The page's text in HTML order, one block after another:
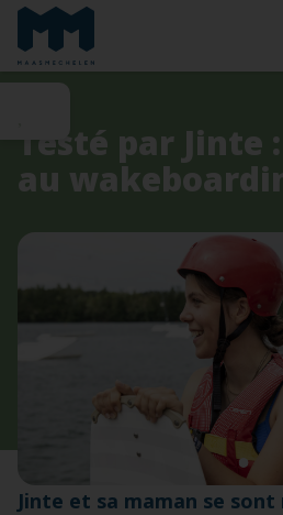
Testé par
au
1
Jinte et sa maman se